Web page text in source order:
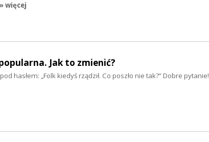
» więcej
Jak to zmienić?
hasłem: „Folk kiedyś rządził. Co poszło nie tak?” Dobre pytanie!